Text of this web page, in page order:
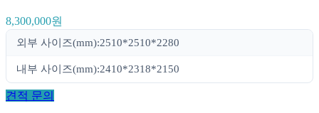
8,300,000원
외부 사이즈(mm):2510*2510*2280
내부 사이즈(mm):2410*2318*2150
견적 문의